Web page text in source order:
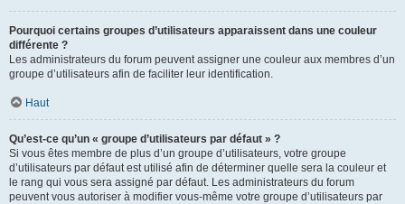
Pourquoi certains groupes d’utilisateurs apparaissent dans une couleur
différente ?
Les administrateurs du forum peuvent assigner une couleur aux membres d’un
groupe d’utilisateurs afin de faciliter leur identification.
Haut
Qu’est-ce qu’un « groupe d’utilisateurs par défaut » ?
Si vous êtes membre de plus d’un groupe d’utilisateurs, votre groupe
d’utilisateurs par défaut est utilisé afin de déterminer quelle sera la couleur et
le rang qui vous sera assigné par défaut. Les administrateurs du forum
peuvent vous autoriser à modifier vous-même votre groupe d’utilisateurs par